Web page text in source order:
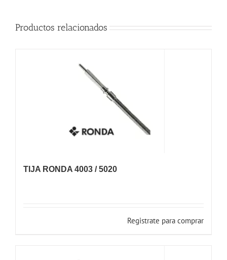
Productos relacionados
TIJA RONDA 4003 / 5020
Registrate para comprar